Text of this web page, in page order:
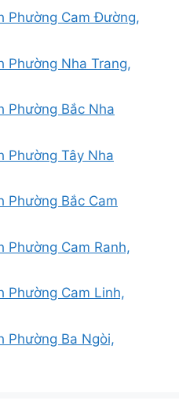
Phường Cam Đường,
Phường Nha Trang,
Phường Bắc Nha
Phường Tây Nha
Phường Bắc Cam
Phường Cam Ranh,
Phường Cam Linh,
Phường Ba Ngòi,